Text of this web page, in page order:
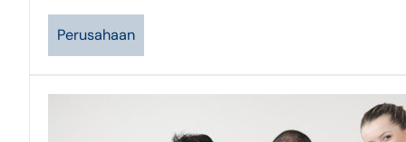
Perusahaan